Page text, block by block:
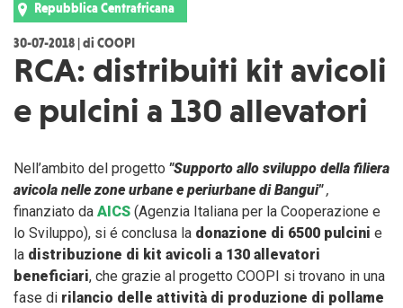
Repubblica Centrafricana
30-07-2018 | di COOPI
RCA: distribuiti kit avicoli
e pulcini a 130 allevatori
Nell’ambito del progetto "Supporto allo sviluppo della filiera
avicola nelle zone urbane e periurbane di Bangui",
finanziato da AICS (Agenzia Italiana per la Cooperazione e
lo Sviluppo), si é conclusa la donazione di 6500 pulcini e
la distribuzione di kit avicoli a 130 allevatori
beneficiari, che grazie al progetto COOPI si trovano in una
fase di rilancio delle attività di produzione di pollame